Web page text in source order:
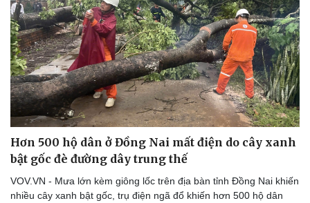
Hơn 500 hộ dân ở Đồng Nai mất điện do cây xanh
bật gốc đè đường dây trung thế
VOV.VN - Mưa lớn kèm giông lốc trên địa bàn tỉnh Đồng Nai khiến
nhiều cây xanh bật gốc, trụ điện ngã đổ khiến hơn 500 hộ dân